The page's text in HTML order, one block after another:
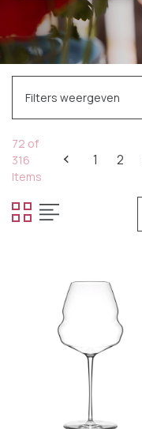
Filters weergeven
Categories
Servies
Glazen
Koffie- &
Likeur- &
Waterglazen
Wijn- &
Cocktailaccessoires
72 of
316
Items
1 2